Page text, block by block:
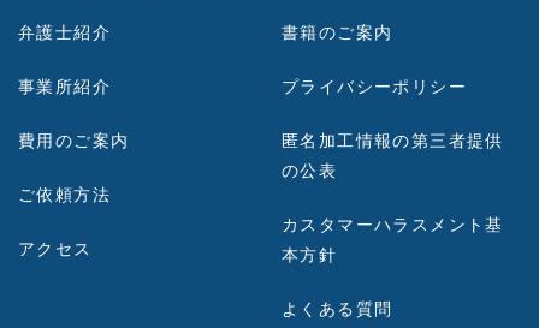
弁護士紹介
事業所紹介
費用のご案内
ご依頼方法
アクセス
書籍のご案内
プライバシーポリシー
匿名加工情報の第三者提供
の公表
カスタマーハラスメント基
本方針
よくある質問